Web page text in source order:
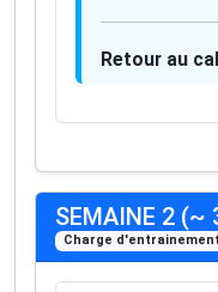
Retour au
SEMAINE 2 (~
Charge